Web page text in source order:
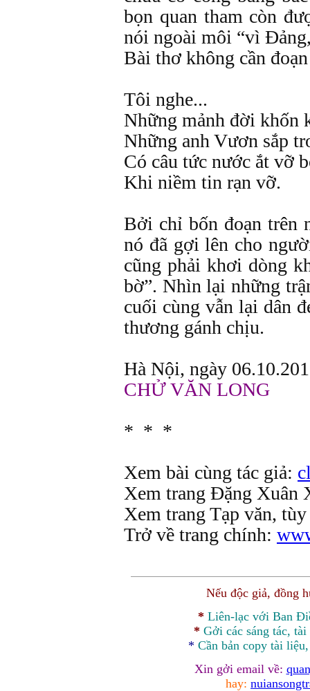
bọn quan tham còn
nói ngoài môi “vì
Bài thơ không cần
Tôi nghe...
Những mảnh đời khốn
Những anh Vươn sắp
Có câu tức nước ắt vỡ
Khi niềm tin rạn vỡ.
Bởi chỉ bốn đoạn trên
nó đã gợi lên cho
cũng phải khơi dòng
bờ”. Nhìn lại những
cuối cùng vẫn lại dân
thương gánh chịu.
Hà Nội, ngày
CHỬ VĂN LONG
* * *
Xem bài cùng tác giả:
Xem trang Đặng Xuân
Xem trang Tạp văn,
Trở về trang chính:
Nếu độc giả, đồng
* Liên-lạc với Ban
* Gởi các sáng tác,
* Cần bản copy tài
Xin gởi email về:
hay: